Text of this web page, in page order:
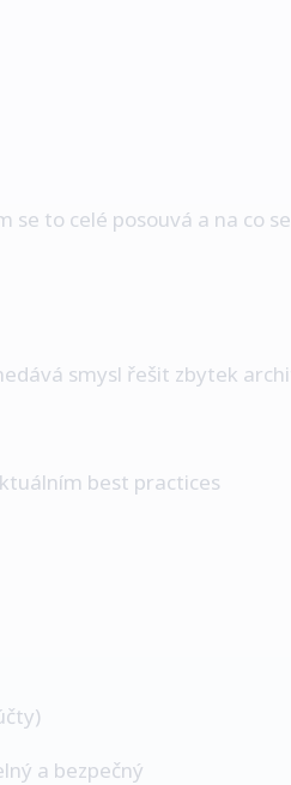
se to celé posouvá a na co
smysl řešit zbytek
best practices
a bezpečný